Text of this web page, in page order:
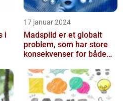
i
17 januar 2024
Madspild er et globalt
problem, som har store
konsekvenser for både